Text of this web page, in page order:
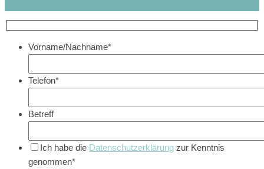
Vorname/Nachname*
Telefon*
Betreff
Ich habe die Datenschutzerklärung zur Kenntnis
genommen*